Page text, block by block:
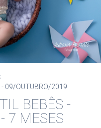
09/OUTUBRO/2019
BEBÊS -
7 MESES